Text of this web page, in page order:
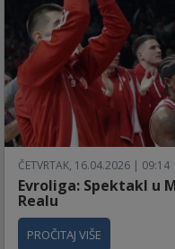
ČETVRTAK, 16.04.2026 | 09:14
Evroliga: Spektakl u
Realu
PROČITAJ VIŠE